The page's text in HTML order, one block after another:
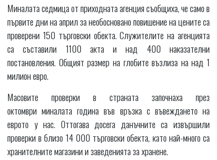
Миналата седмица от приходната агенция съобщиха, че само в
първите дни на април за необосновано повишение на цените са
проверени 150 търговски обекта. Служителите на агенцията
са съставили 1100 акта и над 400 наказателни
постановления. Общият размер на глобите възлиза на над 1
милион евро.
Масовите проверки в страната започнаха през
октомври миналата година във връзка с въвеждането на
еврото у нас. Оттогава досега данъчните са извършили
проверки в близо 14 000 търговски обекта, като най-много са
хранителните магазини и заведенията за хранене.